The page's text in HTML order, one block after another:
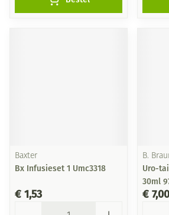
Baxter
Bx Infusieset 1 Umc3318
€ 1,53
B.
Uro-
30ml
€ 7,00